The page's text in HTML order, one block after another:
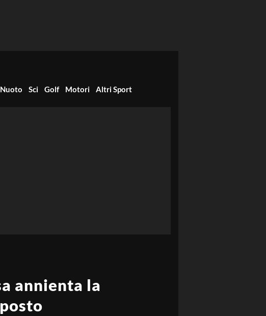
Nuoto Sci Golf Motori Altri Sport
annienta la